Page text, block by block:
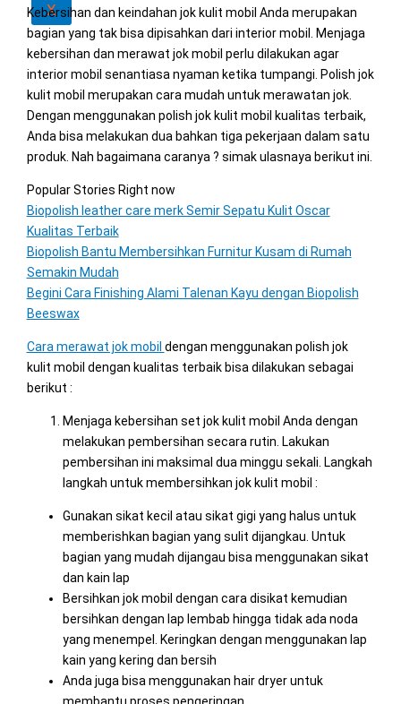
X
Kebersihan dan keindahan jok kulit mobil Anda merupakan
bagian yang tak bisa dipisahkan dari interior mobil. Menjaga
kebersihan dan merawat jok mobil perlu dilakukan agar
interior mobil senantiasa nyaman ketika tumpangi. Polish jok
kulit mobil merupakan cara mudah untuk merawatan jok.
Dengan menggunakan polish jok kulit mobil kualitas terbaik,
Anda bisa melakukan dua bahkan tiga pekerjaan dalam satu
produk. Nah bagaimana caranya ? simak ulasnaya berikut ini.
Popular Stories Right now
Biopolish leather care merk Semir Sepatu Kulit Oscar
Kualitas Terbaik
Biopolish Bantu Membersihkan Furnitur Kusam di Rumah
Semakin Mudah
Begini Cara Finishing Alami Talenan Kayu dengan Biopolish
Beeswax
Cara merawat jok mobil dengan menggunakan polish jok
kulit mobil dengan kualitas terbaik bisa dilakukan sebagai
berikut :
Menjaga kebersihan set jok kulit mobil Anda dengan
melakukan pembersihan secara rutin. Lakukan
pembersihan ini maksimal dua minggu sekali. Langkah
langkah untuk membersihkan jok kulit mobil :
Gunakan sikat kecil atau sikat gigi yang halus untuk
memberishkan bagian yang sulit dijangkau. Untuk
bagian yang mudah dijangau bisa menggunakan sikat
dan kain lap
Bersihkan jok mobil dengan cara disikat kemudian
bersihkan dengan lap lembab hingga tidak ada noda
yang menempel. Keringkan dengan menggunakan lap
kain yang kering dan bersih
Anda juga bisa menggunakan hair dryer untuk